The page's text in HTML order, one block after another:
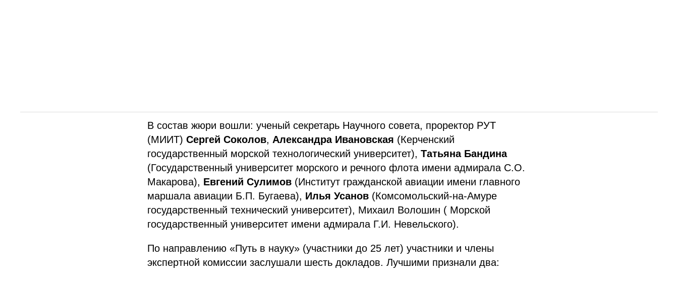
В состав жюри вошли: ученый секретарь Научного совета, проректор РУТ
(МИИТ) Сергей Соколов, Александра Ивановская (Керченский
государственный морской технологический университет), Татьяна Бандина
(Государственный университет морского и речного флота имени адмирала С.О.
Макарова), Евгений Сулимов (Институт гражданской авиации имени главного
маршала авиации Б.П. Бугаева), Илья Усанов (Комсомольский-на-Амуре
государственный технический университет), Михаил Волошин ( Морской
государственный университет имени адмирала Г.И. Невельского).
По направлению «Путь в науку» (участники до 25 лет) участники и члены
экспертной комиссии заслушали шесть докладов. Лучшими признали два: